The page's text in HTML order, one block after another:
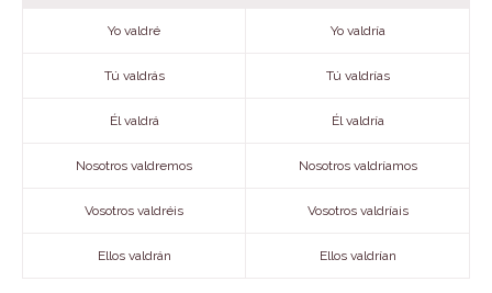
Yo valdré Yo valdría
Tú valdrás Tú valdrías
Él valdrá Él valdría
Nosotros valdremos Nosotros valdríamos
Vosotros valdréis Vosotros valdríais
Ellos valdrán Ellos valdrían